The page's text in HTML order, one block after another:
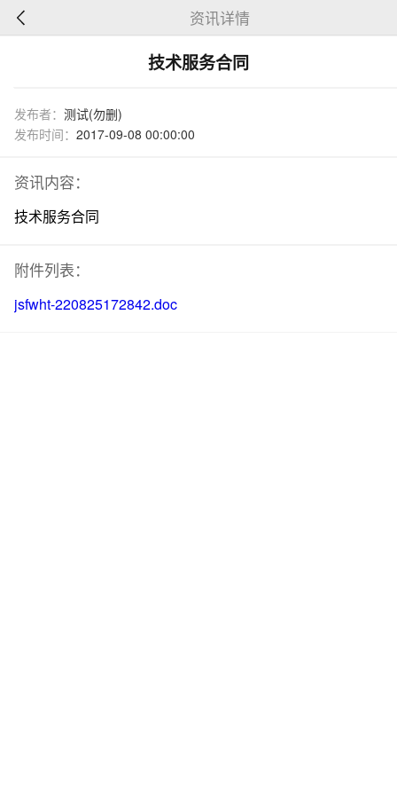
资讯详情
技术服务合同
发布者： 测试(勿删)
发布时间： 2017-09-08 00:00:00
资讯内容：
技术服务合同
附件列表：
jsfwht-220825172842.doc